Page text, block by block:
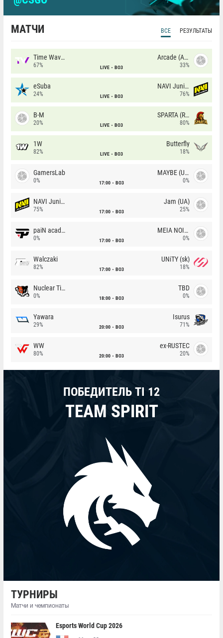
МАТЧИ ВСЕ РЕЗУЛЬТАТЫ
Time Waves
67% LIVE BO3
Arcade (AU)
33%
eSuba
24% LIVE BO3
NAVI Junior
76%
B-M
20% LIVE BO3
SPARTA (RU)
80%
1W
82% LIVE BO3
Butterfly
18%
GamersLab
0% 17:00 BO3
MAYBE (UA)
0%
NAVI Junior
75% 17:00 BO3
Jam (UA)
25%
paiN academy
0% 17:00 BO3
MEIA NOITE
0%
Walczaki
82% 17:00 BO3
UNiTY (sk)
18%
Nuclear TigeRES
0% 18:00 BO3
TBD
0%
Yawara
29% 20:00 BO3
Isurus
71%
WW
80% 20:00 BO3
ex-RUSTEC
20%
ПОБЕДИТЕЛЬ TI 12
TEAM SPIRIT
ТУРНИРЫ
Матчи и чемпионаты
Esports World Cup 2026